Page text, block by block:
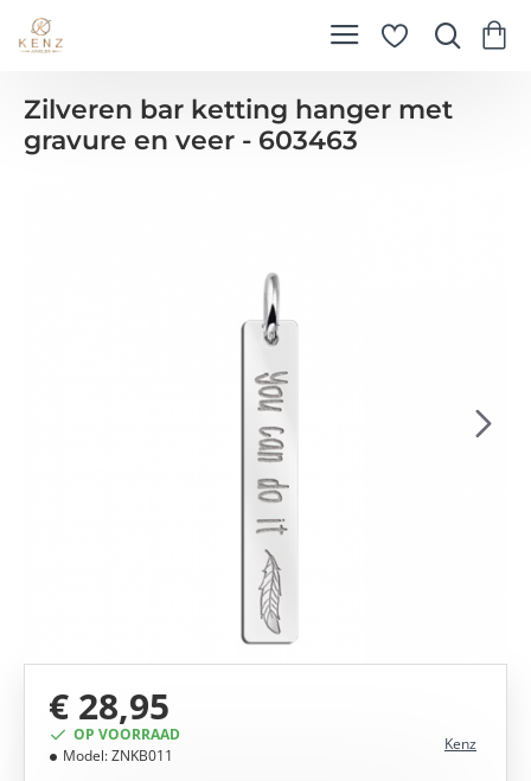
Zilveren bar ketting hanger met
gravure en veer - 603463
OP VOORRAAD
Model:ZNKB011
Kenz
€ 28,95